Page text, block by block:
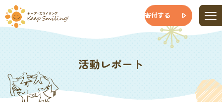
寄付する
活動レポート